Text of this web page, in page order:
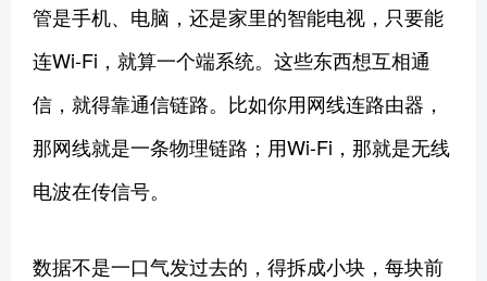
管是手机、电脑，还是家里的智能电视，只要能
连Wi-Fi，就算一个端系统。这些东西想互相通
信，就得靠通信链路。比如你用网线连路由器，
那网线就是一条物理链路；用Wi-Fi，那就是无线
电波在传信号。
数据不是一口气发过去的，得拆成小块，每块前